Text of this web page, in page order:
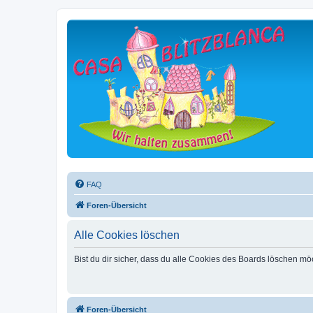
FAQ
Foren-Übersicht
Alle Cookies löschen
Bist du dir sicher, dass du alle Cookies des Boards löschen
Foren-Übersicht